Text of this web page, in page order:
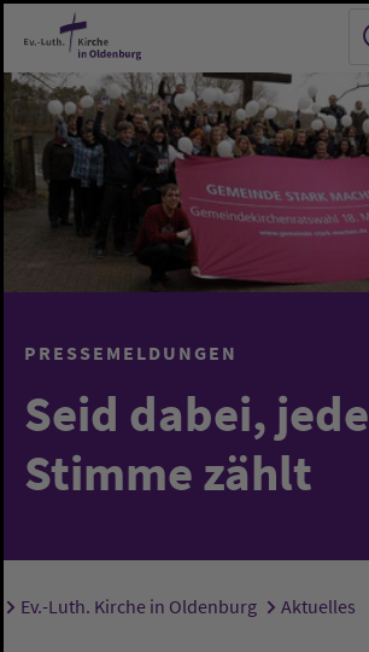
Zum Hauptinhalt springen
PRESSEMELDUNGEN
Seid dabei, jede
Stimme zählt
Sie sind hier:
Ev.-Luth. Kirche in Oldenburg Aktuelles